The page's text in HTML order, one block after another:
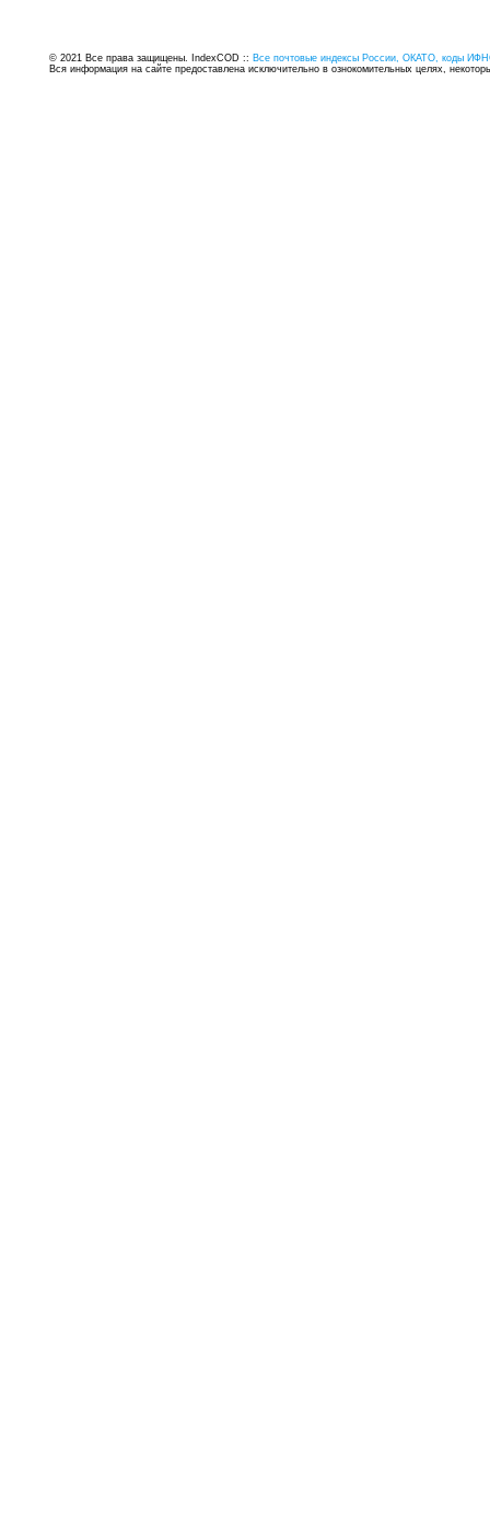
© 2021 Все права защищены. IndexCOD :: Все почтовые индексы России, ОКАТО, коды
Вся информация на сайте предоставлена исключительно в ознокомительных целях,